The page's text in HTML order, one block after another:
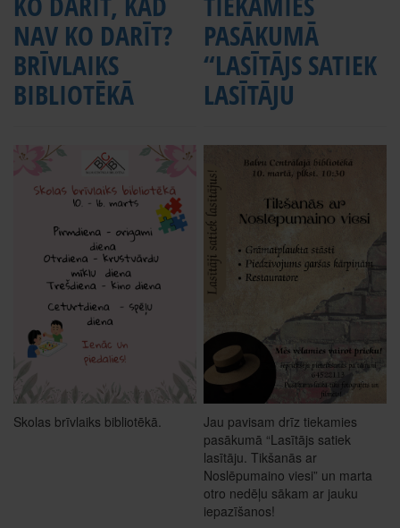
NAV KO DARĪT?
BRĪVLAIKS
BIBLIOTĒKĀ
Skolas brīvlaiks bibliotēkā.
PASĀKUMĀ
“LASĪTĀJS SATIEK
LASĪTĀJU
Jau pavisam drīz tiekamies
pasākumā “Lasītājs satiek
lasītāju. Tikšanās ar
Noslēpumaino viesi” un marta
otro nedēļu sākam ar jauku
iepazīšanos!